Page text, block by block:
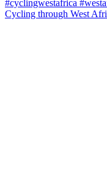
Cycling through West